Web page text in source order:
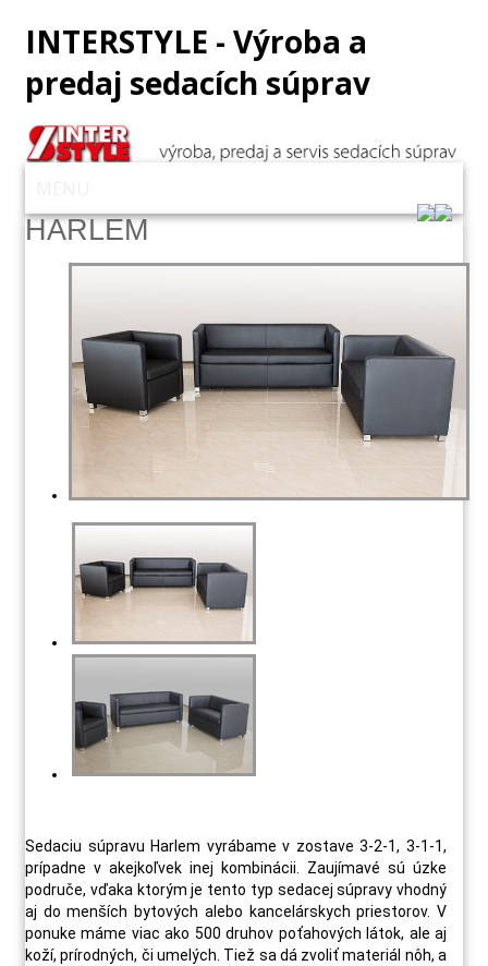
INTERSTYLE - Výroba a
predaj sedacích súprav
HARLEM
Sedaciu súpravu Harlem vyrábame v zostave 3-2-1, 3-1-1,
prípadne v akejkoľvek inej kombinácii. Zaujímavé sú úzke
područe, vďaka ktorým je tento typ sedacej súpravy vhodný
aj do menších bytových alebo kancelárskych priestorov. V
ponuke máme viac ako 500 druhov poťahových látok, ale aj
koží, prírodných, či umelých. Tiež sa dá zvoliť materiál nôh, a